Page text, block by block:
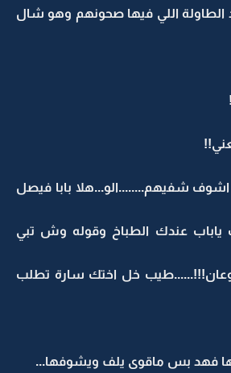
اللي فيها صحونهم وهو شال
شفيهم........الو...هلا بابا فيصل
عندك الطباخ وقوله وش تبي
خل اختك سارة تطلب
فهد بس ماقوى يلف ويشوفها...